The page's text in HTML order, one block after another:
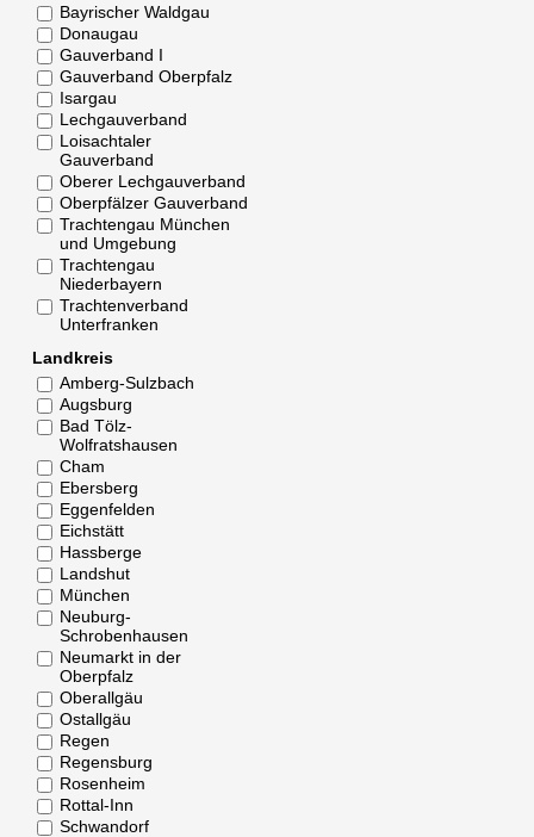
Bayrischer Waldgau
Donaugau
Gauverband I
Gauverband Oberpfalz
Isargau
Lechgauverband
Loisachtaler
Gauverband
Oberer Lechgauverband
Oberpfälzer Gauverband
Trachtengau München
und Umgebung
Trachtengau
Niederbayern
Trachtenverband
Unterfranken
Landkreis
Amberg-Sulzbach
Augsburg
Bad Tölz-
Wolfratshausen
Cham
Ebersberg
Eggenfelden
Eichstätt
Hassberge
Landshut
München
Neuburg-
Schrobenhausen
Neumarkt in der
Oberpfalz
Oberallgäu
Ostallgäu
Regen
Regensburg
Rosenheim
Rottal-Inn
Schwandorf